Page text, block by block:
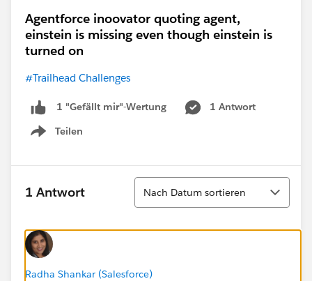
Agentforce inoovator quoting agent,
einstein is missing even though einstein is
turned on
#Trailhead Challenges
1 "Gefällt mir"-Wertung
1 Antwort
Teilen
Show menu
1 Antwort
Sortieren
Nach Datum sortieren
Radha Shankar (Salesforce)